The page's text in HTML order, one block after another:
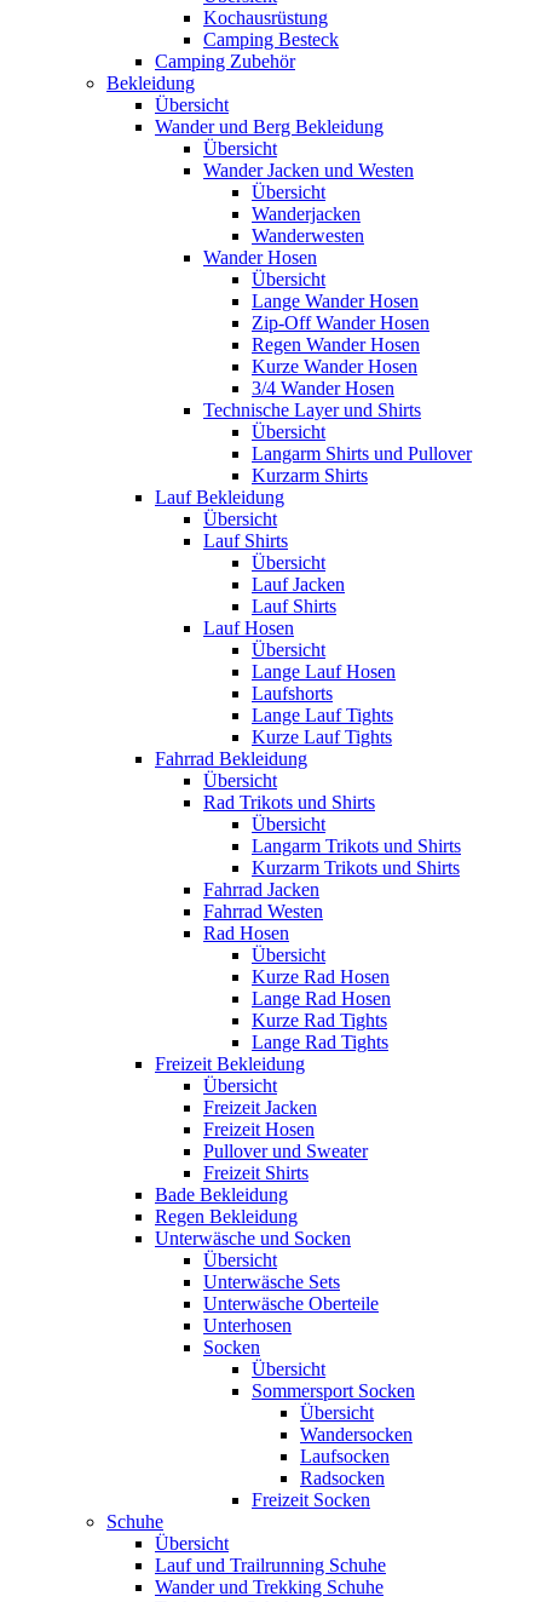
Kochausrüstung
Camping Besteck
Camping Zubehör
Bekleidung
Übersicht
Wander und Berg Bekleidung
Übersicht
Wander Jacken und Westen
Übersicht
Wanderjacken
Wanderwesten
Wander Hosen
Übersicht
Lange Wander Hosen
Zip-Off Wander Hosen
Regen Wander Hosen
Kurze Wander Hosen
3/4 Wander Hosen
Technische Layer und Shirts
Übersicht
Langarm Shirts und Pullover
Kurzarm Shirts
Lauf Bekleidung
Übersicht
Lauf Shirts
Übersicht
Lauf Jacken
Lauf Shirts
Lauf Hosen
Übersicht
Lange Lauf Hosen
Laufshorts
Lange Lauf Tights
Kurze Lauf Tights
Fahrrad Bekleidung
Übersicht
Rad Trikots und Shirts
Übersicht
Langarm Trikots und Shirts
Kurzarm Trikots und Shirts
Fahrrad Jacken
Fahrrad Westen
Rad Hosen
Übersicht
Kurze Rad Hosen
Lange Rad Hosen
Kurze Rad Tights
Lange Rad Tights
Freizeit Bekleidung
Übersicht
Freizeit Jacken
Freizeit Hosen
Pullover und Sweater
Freizeit Shirts
Bade Bekleidung
Regen Bekleidung
Unterwäsche und Socken
Übersicht
Unterwäsche Sets
Unterwäsche Oberteile
Unterhosen
Socken
Übersicht
Sommersport Socken
Übersicht
Wandersocken
Laufsocken
Radsocken
Freizeit Socken
Schuhe
Übersicht
Lauf und Trailrunning Schuhe
Wander und Trekking Schuhe